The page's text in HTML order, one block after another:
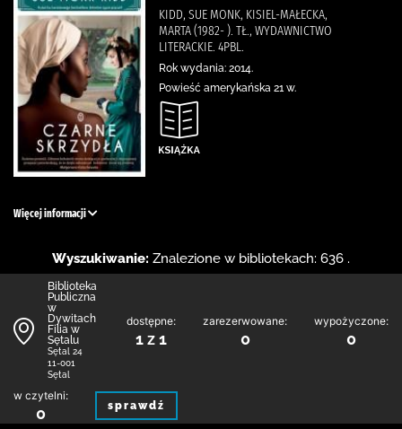
KIDD, SUE MONK, KISIEL-MAŁECKA,
MARTA (1982- ). TŁ., WYDAWNICTWO
LITERACKIE. 4PBL.
Rok wydania: 2014.
Powieść amerykańska 21 w.
Więcej informacji
Wyszukiwanie: Znalezione w bibliotekach: 636 .
Biblioteka
Publiczna
w
Dywitach
Filia w
Sętalu
Sętal 24
11-001
Sętal
dostępne:
1 z 1
zarezerwowane:
0
wypożyczone:
0
w czytelni:
0 sprawdź